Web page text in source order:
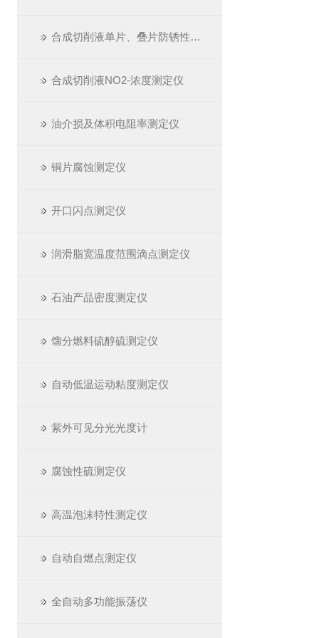
合成切削液单片、叠片防锈性测定仪
合成切削液NO2-浓度测定仪
油介损及体积电阻率测定仪
铜片腐蚀测定仪
开口闪点测定仪
润滑脂宽温度范围滴点测定仪
石油产品密度测定仪
馏分燃料硫醇硫测定仪
自动低温运动粘度测定仪
紫外可见分光光度计
腐蚀性硫测定仪
高温泡沫特性测定仪
自动自燃点测定仪
全自动多功能振荡仪